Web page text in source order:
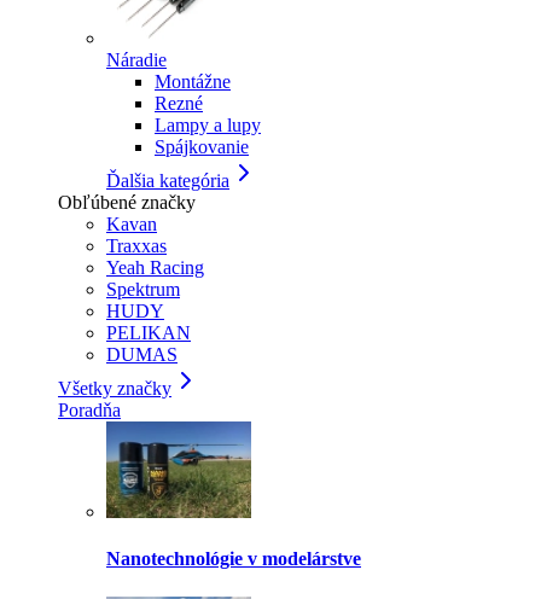
Náradie
Montážne
Rezné
Lampy a lupy
Spájkovanie
Ďalšia kategória
Obľúbené značky
Kavan
Traxxas
Yeah Racing
Spektrum
HUDY
PELIKAN
DUMAS
Všetky značky
Poradňa
Nanotechnológie v modelárstve